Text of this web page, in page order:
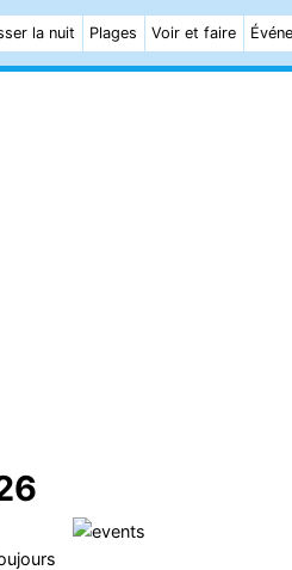
la nuit Plages Voir et faire